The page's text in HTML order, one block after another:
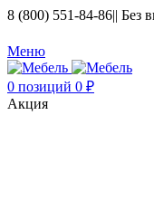
8 (800) 551-84-86|| Без
Меню
0 позиций 0 ₽
Акция